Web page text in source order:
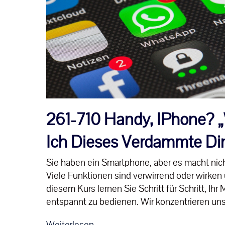
261-710 Handy, IPhone?
Ich Dieses Verdammte
Sie haben ein Smartphone, aber es macht
Viele Funktionen sind verwirrend oder
diesem Kurs lernen Sie Schritt für Schritt, Ihr
entspannt zu bedienen. Wir konzentrieren